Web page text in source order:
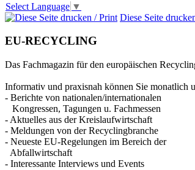
Select Language ▼
Diese Seite
EU-RECYCLING
Das Fachmagazin für den europäischen
Informativ und praxisnah können Sie monatlich
- Berichte von nationalen/internationalen
Kongressen, Tagungen u. Fachmessen
- Aktuelles aus der Kreislaufwirtschaft
- Meldungen von der Recyclingbranche
- Neueste EU-Regelungen im Bereich der
Abfallwirtschaft
- Interessante Interviews und Events